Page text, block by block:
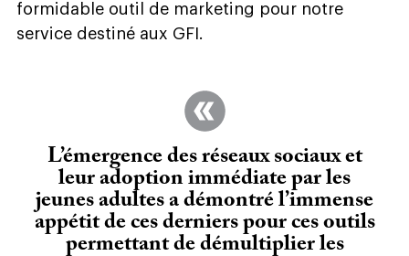
formidable outil de marketing pour notre
service destiné aux GFI.
L’émergence des réseaux sociaux et
leur adoption immédiate par les
jeunes adultes a démontré l’immense
appétit de ces derniers pour ces outils
permettant de démultiplier les